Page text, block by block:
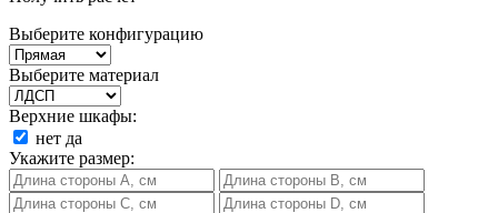
Выберите конфигурацию
Выберите материал
Верхние шкафы:
нет да
Укажите размер: